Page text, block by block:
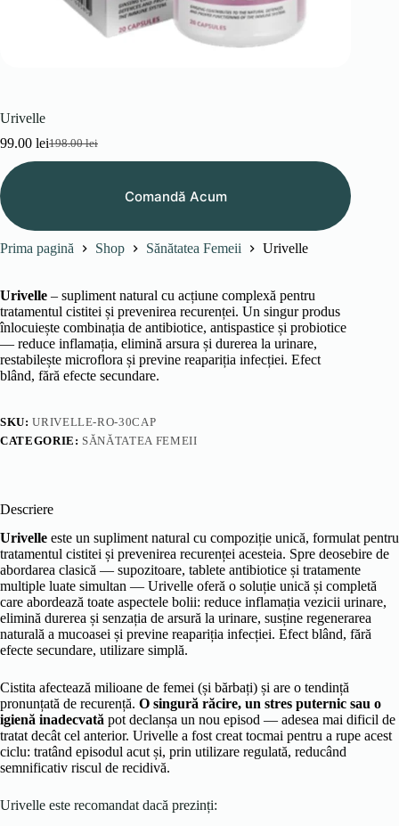
Urivelle
198.00lei
Prețul
inițial
99.00 leiPrețul
curent
Comandă Acum
Prima pagină Shop Sănătatea Femeii Urivelle
Urivelle – supliment natural cu acțiune complexă pentru
tratamentul cistitei și prevenirea recurenței. Un singur produs
înlocuiește combinația de antibiotice, antispastice și probiotice
— reduce inflamația, elimină arsura și durerea la urinare,
restabilește microflora și previne reapariția infecției. Efect
blând, fără efecte secundare.
SKU:URIVELLE-RO-30CAP
CATEGORIE: SĂNĂTATEA FEMEII
Descriere
Urivelle este un supliment natural cu compoziție unică, formulat pentru
tratamentul cistitei și prevenirea recurenței acesteia. Spre deosebire de
abordarea clasică — supozitoare, tablete antibiotice și tratamente
multiple luate simultan — Urivelle oferă o soluție unică și completă
care abordează toate aspectele bolii: reduce inflamația vezicii urinare,
elimină durerea și senzația de arsură la urinare, susține regenerarea
naturală a mucoasei și previne reapariția infecției. Efect blând, fără
efecte secundare, utilizare simplă.
Cistita afectează milioane de femei (și bărbați) și are o tendință
pronunțată de recurență. O singură răcire, un stres puternic sau o
igienă inadecvată pot declanșa un nou episod — adesea mai dificil de
tratat decât cel anterior. Urivelle a fost creat tocmai pentru a rupe acest
ciclu: tratând episodul acut și, prin utilizare regulată, reducând
semnificativ riscul de recidivă.
Urivelle este recomandat dacă prezinți: